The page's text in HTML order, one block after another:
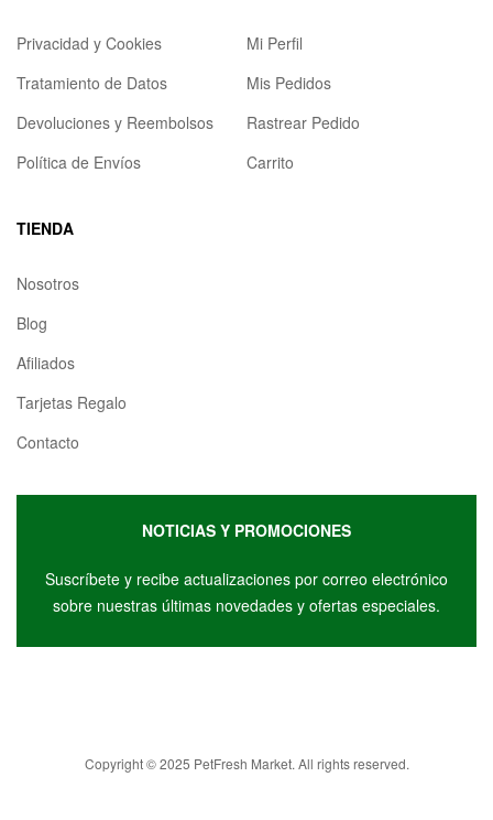
Privacidad y Cookies
Tratamiento de Datos
Devoluciones y Reembolsos
Política de Envíos
Mi Perfil
Mis Pedidos
Rastrear Pedido
Carrito
TIENDA
Nosotros
Blog
Afiliados
Tarjetas Regalo
Contacto
NOTICIAS Y PROMOCIONES
Suscríbete y recibe actualizaciones por correo electrónico
sobre nuestras últimas novedades y ofertas especiales.
Copyright © 2025 PetFresh Market. All rights reserved.